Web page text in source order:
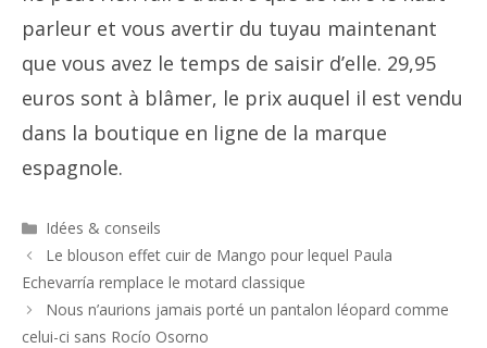
parleur et vous avertir du tuyau maintenant
que vous avez le temps de saisir d’elle. 29,95
euros sont à blâmer, le prix auquel il est vendu
dans la boutique en ligne de la marque
espagnole.
Catégories
Idées & conseils
Navigation
des
Le blouson effet cuir de Mango pour lequel Paula
Echevarría remplace le motard classique
Nous n’aurions jamais porté un pantalon léopard comme
celui-ci sans Rocío Osorno